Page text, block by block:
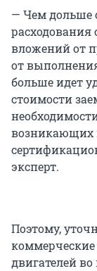
— Чем дольше
расходования
вложений от
от
больше идет
стоимости
возникающих
эксперт.
Поэтому,
коммерческие
двигателей